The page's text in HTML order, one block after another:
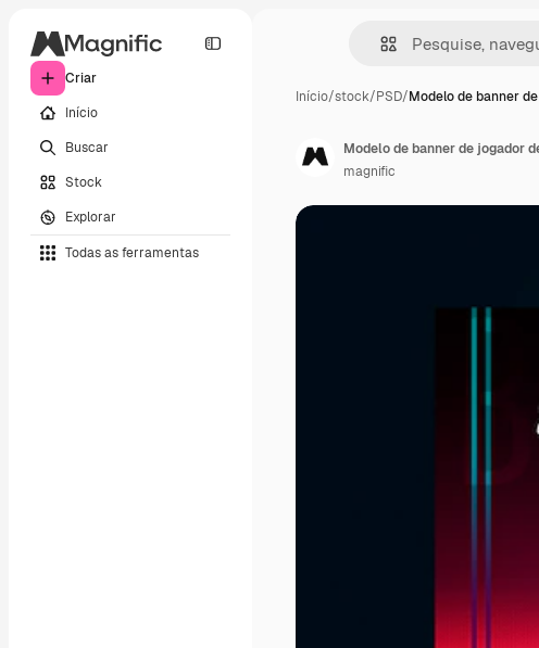
Criar
Início
Buscar
Stock
Explorar
Todas as ferramentas
Início/stock/PSD/Modelo de banner
Modelo de banner de jogador
magnific